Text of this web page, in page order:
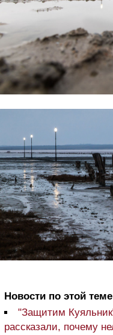
Новости по этой
"Защитим
рассказали, почему